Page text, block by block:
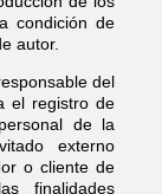
condición de
autor.
del
el registro de
de la
externo
o cliente de
finalidades